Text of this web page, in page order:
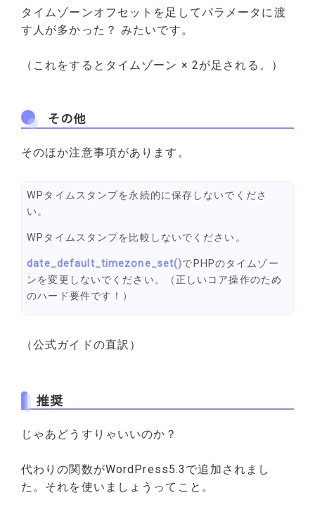
タイムゾーンオフセットを足してパラメータに渡
す人が多かった？ みたいです。
（これをするとタイムゾーン × 2が足される。）
その他
そのほか注意事項があります。
WPタイムスタンプを永続的に保存しないでくださ
い。
WPタイムスタンプを比較しないでください。
date_default_timezone_set()でPHPのタイムゾー
ンを変更しないでください。（正しいコア操作のため
のハード要件です！）
（公式ガイドの直訳）
推奨
じゃあどうすりゃいいのか？
代わりの関数がWordPress5.3で追加されまし
た。それを使いましょうってこと。